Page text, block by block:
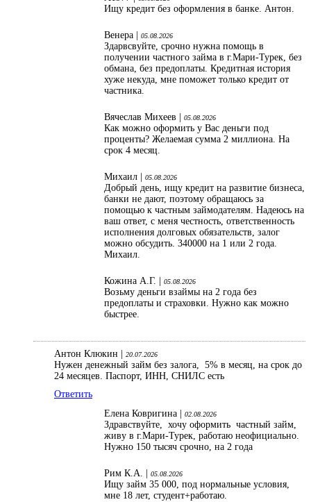
Ищу кредит без оформления в банке. Антон.
Венера | 05.08.2026
Здарвсвуйте, срочно нужна помощь в
получении частного займа в г.Мари-Турек, без
обмана, без предоплаты. Кредитная история
хуже некуда, мне поможет только кредит от
частника.
Вячеслав Михеев | 05.08.2026
Как можно оформить у Вас деньги под
проценты? Желаемая сумма 2 миллиона. На
срок 4 месяц.
Михаил | 05.08.2026
Добрый день, ищу кредит на развитие бизнеса,
банки не дают, поэтому обращаюсь за
помощью к частным займодателям. Надеюсь на
ваш ответ, с меня честность, ответственность
исполнения долговых обязательств, залог
можно обсудить. 340000 на 1 или 2 года.
Михаил.
Кожина А.Г. | 05.08.2026
Возьму деньги взаймы на 2 года без
предоплаты и страховки. Нужно как можно
быстрее.
Антон Клюкин | 20.07.2026
Нужен денежный займ без залога, 5% в месяц, на срок до
24 месяцев. Паспорт, ИНН, СНИЛС есть
Ответить
Елена Ковригина |
02.08.2026
Здравствуйте, хочу оформить частный займ,
живу в г.Мари-Турек, работаю неофициально.
Нужно 150 тысяч срочно, на 2 года
Рим К.А. | 05.08.2026
Ищу займ 35 000, под нормальные условия,
мне 18 лет, студент+работаю.